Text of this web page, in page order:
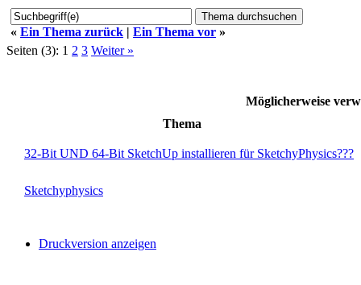
« Ein Thema zurück | Ein Thema vor »
Seiten (3): 1 2 3 Weiter »
Möglicherweise
Thema
32-Bit UND 64-Bit SketchUp installieren für SketchyPhysics???
Sketchyphysics
Druckversion anzeigen